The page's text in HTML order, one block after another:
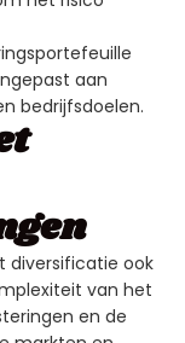
aan
bedrijfsdoelen.
diversificatie ook
van het
en de